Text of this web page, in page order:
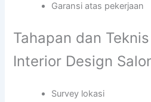
Garansi atas pekerjaan
Tahapan dan
Interior Design
Survey lokasi